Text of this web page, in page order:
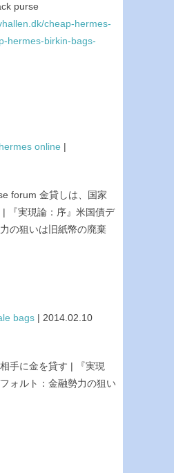
purse
cheap-hermes-
hermes-birkin-bags-
online |
forum 金貸しは、国家
『実現論：序』米国債デ
の狙いは旧紙幣の廃棄
bags | 2014.02.10
手に金を貸す | 『実現
ォルト：金融勢力の狙い